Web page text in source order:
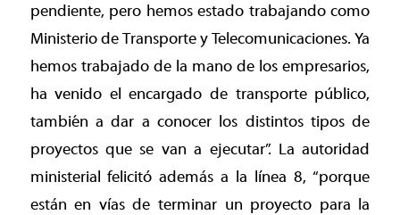
pendiente, pero hemos estado trabajando como
Ministerio de Transporte y Telecomunicaciones. Ya
hemos trabajado de la mano de los empresarios,
ha venido el encargado de transporte público,
también a dar a conocer los distintos tipos de
proyectos que se van a ejecutar”. La autoridad
ministerial felicitó además a la línea 8, “porque
están en vías de terminar un proyecto para la